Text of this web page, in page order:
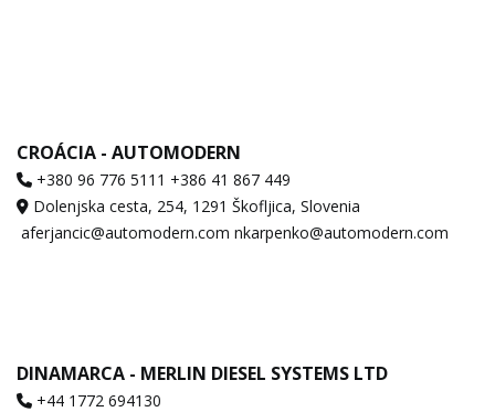
CROÁCIA - AUTOMODERN
+380 96 776 5111 +386 41 867 449
Dolenjska cesta, 254, 1291 Škofljica, Slovenia
aferjancic@automodern.com nkarpenko@automodern.com
DINAMARCA - MERLIN DIESEL SYSTEMS LTD
+44 1772 694130